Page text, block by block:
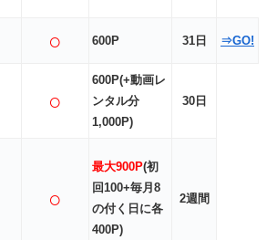
○ 600P 31日 ⇒GO!
○
600P(+動画レ
ンタル分
1,000P)
30日
○
最大900P(初
回100+毎月8
の付く日に各
400P)
2週間